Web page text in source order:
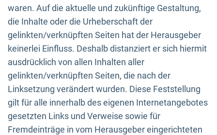
waren. Auf die aktuelle und zukünftige Gestaltung,
die Inhalte oder die Urheberschaft der
gelinkten/verknüpften Seiten hat der Herausgeber
keinerlei Einfluss. Deshalb distanziert er sich hiermit
ausdrücklich von allen Inhalten aller
gelinkten/verknüpften Seiten, die nach der
Linksetzung verändert wurden. Diese Feststellung
gilt für alle innerhalb des eigenen Internetangebotes
gesetzten Links und Verweise sowie für
Fremdeinträge in vom Herausgeber eingerichteten